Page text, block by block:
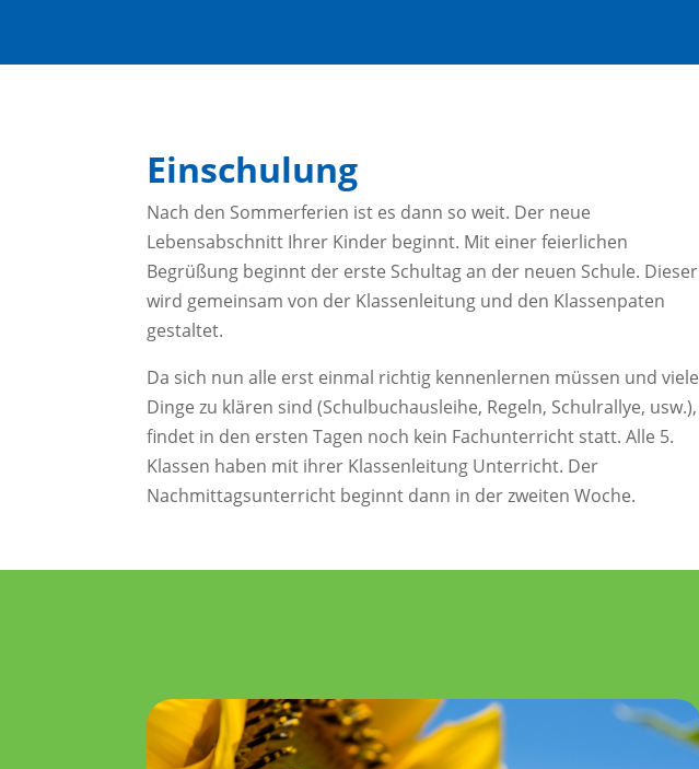
Einschulung
Nach den Sommerferien ist es dann so weit. Der neue
Lebensabschnitt Ihrer Kinder beginnt. Mit einer feierlichen
Begrüßung beginnt der erste Schultag an der neuen Schule. Dieser
wird gemeinsam von der Klassenleitung und den Klassenpaten
gestaltet.
Da sich nun alle erst einmal richtig kennenlernen müssen und viele
Dinge zu klären sind (Schulbuchausleihe, Regeln, Schulrallye, usw.),
findet in den ersten Tagen noch kein Fachunterricht statt. Alle 5.
Klassen haben mit ihrer Klassenleitung Unterricht. Der
Nachmittagsunterricht beginnt dann in der zweiten Woche.